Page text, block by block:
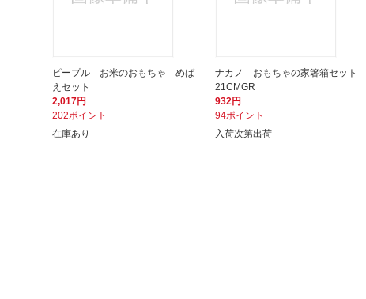
ピープル お米のおもちゃ めば
えセット
2,017円
202ポイント
在庫あり
ナカノ おもちゃの家箸箱セット
21CMGR
932円
94ポイント
入荷次第出荷